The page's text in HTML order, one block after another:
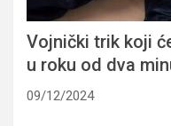
Vojnički trik koji
u roku od dva
09/12/2024